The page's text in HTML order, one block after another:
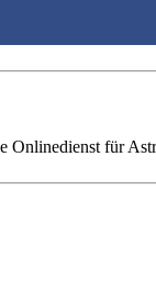
Onlinedienst für